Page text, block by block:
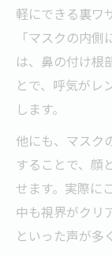
軽にできる裏ワ
「マスクの内
は、鼻の付け根
とで、呼気がレ
します。
他にも、マスク
することで、顔
せます。実際に
中も視界がクリ
といった声が多